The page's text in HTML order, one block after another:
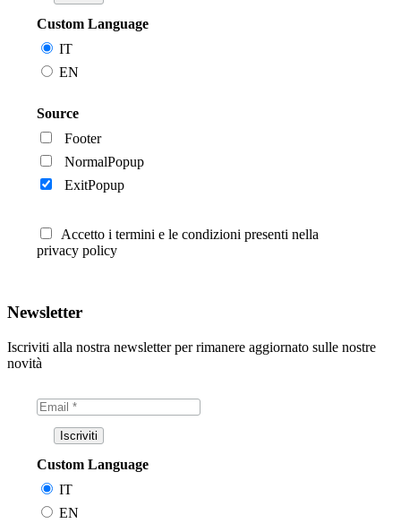
Custom Language
IT
EN
Source
Footer
NormalPopup
ExitPopup
Accetto i termini e le condizioni presenti nella
privacy policy
Newsletter
Iscriviti alla nostra newsletter per rimanere aggiornato sulle nostre
novità
Custom Language
IT
EN